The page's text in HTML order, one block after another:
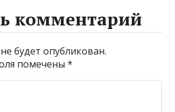
комментарий
будет опубликован.
помечены*